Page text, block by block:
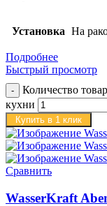
Установка На
Подробнее
Быстрый просмотр
Количество
кухни
Купить в 1 клик
Сравнить
WasserKraft